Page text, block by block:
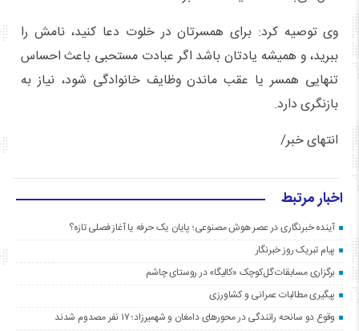
وی توصیه کرد: برای همسرتان در خلوت دعا کنید، نامش را
ببرید، و همیشه یادتان باشد اگر عبادت مستحبی باعث احساس
تنهایی همسر یا عقب ماندن وظایف خانوادگی شود، نیاز به
بازنگری دارد.
انتهای خبر/
اخبار مرتبط
آینده خبرنگاری در عصر هوش مصنوعی؛ پایان یک حرفه یا آغاز فصلی تازه؟
پیام تبریک روز خبرنگار
برگزاری مسابقات گل‌کوچک «کالیگا» در روستای چاشم
پیگیری مطالبات عمرانی و کشاورزی
وقوع دو سانحه رانندگی در محورهای دامغان و شهمیرزاد؛ ۱۷ نفر مصدوم شدند